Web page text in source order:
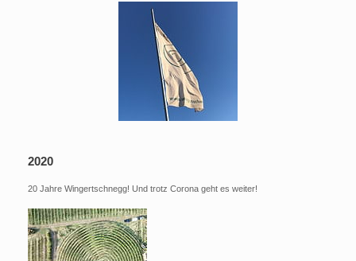
2020
20 Jahre Wingertschnegg! Und trotz Corona geht es weiter!